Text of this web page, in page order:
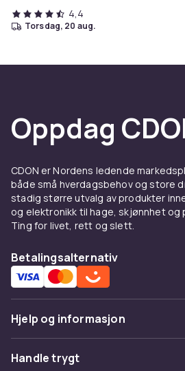
4,4
torsdag, 20 aug.
Oppdag
CDON er Nordens ledende
både små hverdagsbehov og store
stadig større utvalg av produkter
og elektronikk til hage, skjønnhet
Ting for livet, rett og slett.
Betalingsalternativ
Hjelp og informasjon
Vanlige spørsmål
Handle trygt